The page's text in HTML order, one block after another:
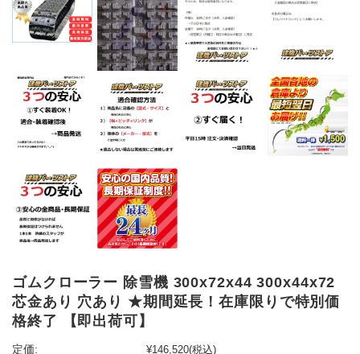
ゴムクローラー 除雪機 300x72x44 300x44x72
芯金あり 穴あり ★期間延長！在庫限りで特別価
格終了 【即出荷可】
定価: ¥146,520(税込)